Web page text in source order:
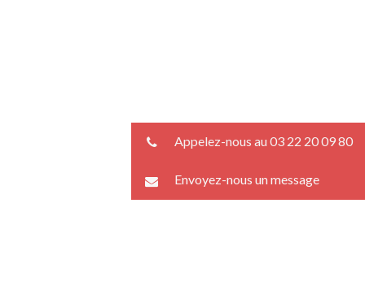
Appelez-nous au 03 22 20 09 80
Envoyez-nous un message